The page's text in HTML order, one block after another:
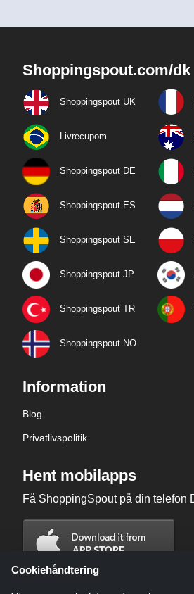
Shoppingspout.com/dk
Shoppingspout UK
Livrecupom
Shoppingspout DE
Shoppingspout ES
Shoppingspout SE
Shoppingspout JP
Shoppingspout TR
Shoppingspout NO
Information
Blog
Privatlivspolitik
Hent mobilapps
Få ShoppingSpout på din telefon
Cookiehåndtering